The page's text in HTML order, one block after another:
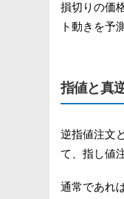
損切りの価
ト動きを予
指値と真
逆指値注文
て、指し値
通常であれ